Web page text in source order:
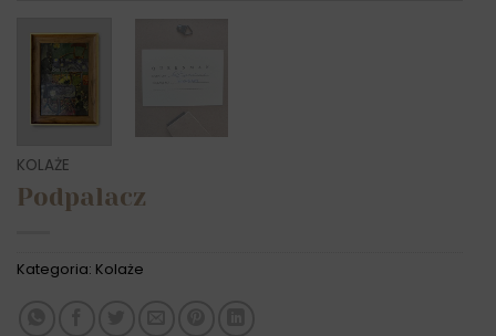
KOLAŻE
Podpalacz
Kategoria: Kolaże